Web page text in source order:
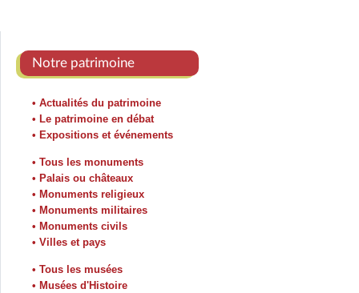
Notre patrimoine
• Actualités du patrimoine
• Le patrimoine en débat
• Expositions et événements
• Tous les monuments
• Palais ou châteaux
• Monuments religieux
• Monuments militaires
• Monuments civils
• Villes et pays
• Tous les musées
• Musées d'Histoire